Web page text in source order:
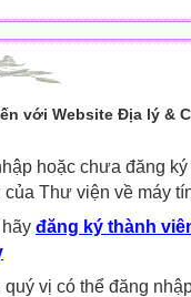
với Website Địa lý &
hoặc chưa đăng
Thư viện về máy
đăng ký thành
quý vị có thể đăng